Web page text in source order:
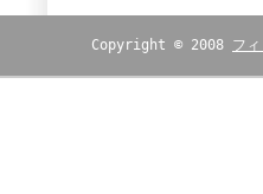
Copyright © 2008 フ